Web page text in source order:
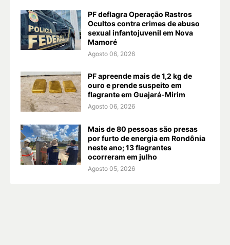
PF deflagra Operação Rastros
Ocultos contra crimes de abuso
sexual infantojuvenil em Nova
Mamoré
Agosto 06, 2026
PF apreende mais de 1,2 kg de
ouro e prende suspeito em
flagrante em Guajará-Mirim
Agosto 06, 2026
Mais de 80 pessoas são presas
por furto de energia em Rondônia
neste ano; 13 flagrantes
ocorreram em julho
Agosto 05, 2026